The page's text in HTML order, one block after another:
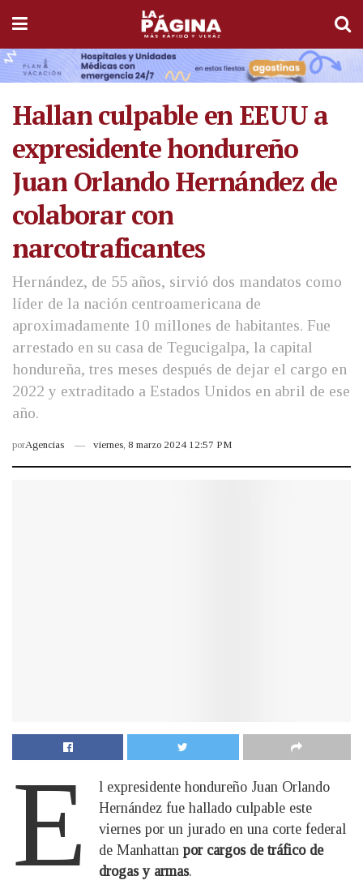
Hallan culpable en EEUU a
expresidente hondureño
Juan Orlando Hernández de
colaborar con
narcotraficantes
Hernández, de 55 años, sirvió dos mandatos como
líder de la nación centroamericana de
aproximadamente 10 millones de habitantes. Fue
arrestado en su casa de Tegucigalpa, la capital
hondureña, tres meses después de dejar el cargo en
2022 y extraditado a Estados Unidos en abril de ese
año.
porAgencias viernes, 8 marzo 2024 12:57 PM
E
l expresidente hondureño Juan Orlando
Hernández fue hallado culpable este
viernes por un jurado en una corte federal
de Manhattanpor cargos de tráfico de
drogas y armas.